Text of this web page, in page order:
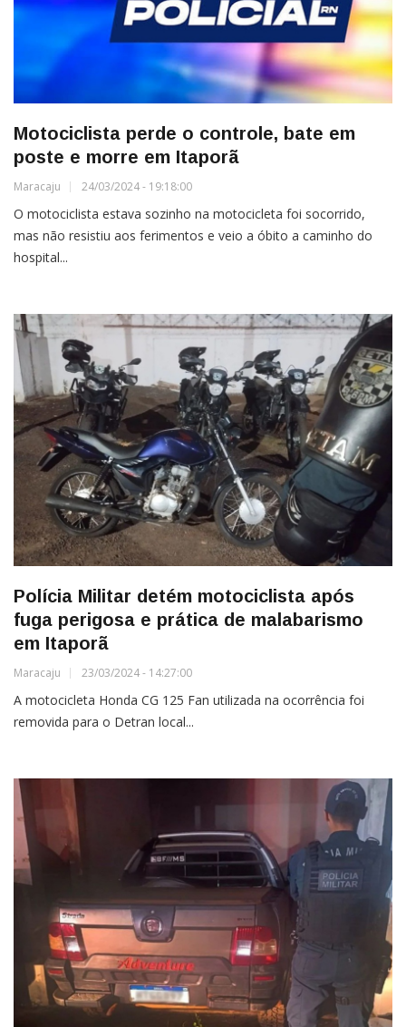
Motociclista perde o controle, bate em
poste e morre em Itaporã
Maracaju 24/03/2024 - 19:18:00
O motociclista estava sozinho na motocicleta foi socorrido,
mas não resistiu aos ferimentos e veio a óbito a caminho do
hospital...
Polícia Militar detém motociclista após
fuga perigosa e prática de malabarismo
em Itaporã
Maracaju 23/03/2024 - 14:27:00
A motocicleta Honda CG 125 Fan utilizada na ocorrência foi
removida para o Detran local...